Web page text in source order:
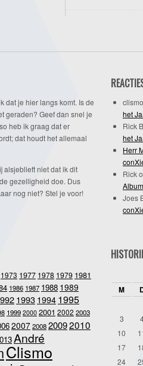
dat je hier langs komt. Is de
geraden? Geef dan snel je
heb ik graag dat er
dat houdt het allemaal
alsjeblieft niet dat ik dit
gezelligheid doe. Dus
nog niet? Stel je voor!
clismo
het
Rick B
het
Herr
Rick
Joes
1973 1977 1978 1979 1981
1986 1987 1988 1989
1993 1994 1995
1999 2000 2001 2002 2003
2007200820092010
André
Clismo
M
3
10
17
24